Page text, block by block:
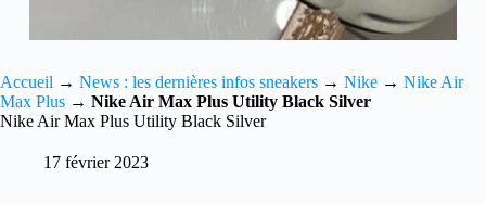
Accueil → News : les dernières infos sneakers → Nike → Nike Air
Max Plus → Nike Air Max Plus Utility Black Silver
Nike Air Max Plus Utility Black Silver
17 février 2023